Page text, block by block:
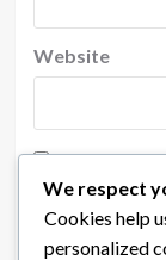
Website
Save my
for the next
We respect
Cookies help
personalized